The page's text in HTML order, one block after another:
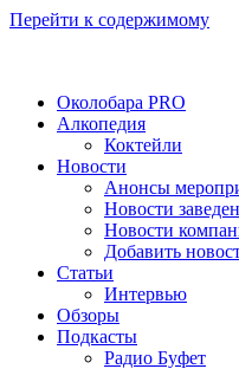
Перейти к содержимому
Околобара PRO
Алкопедия
Коктейли
Новости
Анонсы
Новости
Новости
Добавить
Статьи
Интервью
Обзоры
Подкасты
Радио Буфет